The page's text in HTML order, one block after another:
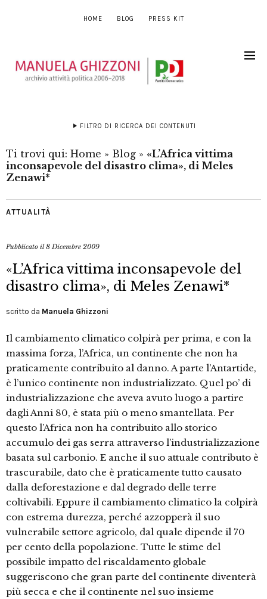
HOME BLOG PRESS KIT
FILTRO DI RICERCA DEI CONTENUTI
Ti trovi qui: Home » Blog » «L’Africa vittima
inconsapevole del disastro clima», di Meles
Zenawi*
ATTUALITÀ
Pubblicato il8 Dicembre 2009
«L’Africa vittima inconsapevole del
disastro clima», di Meles Zenawi*
scritto da Manuela Ghizzoni
Il cambiamento climatico colpirà per prima, e con la
massima forza, l’Africa, un continente che non ha
praticamente contribuito al danno. A parte l’Antartide,
è l’unico continente non industrializzato. Quel po’ di
industrializzazione che aveva avuto luogo a partire
dagli Anni 80, è stata più o meno smantellata. Per
questo l’Africa non ha contribuito allo storico
accumulo dei gas serra attraverso l’industrializzazione
basata sul carbonio. E anche il suo attuale contributo è
trascurabile, dato che è praticamente tutto causato
dalla deforestazione e dal degrado delle terre
coltivabili. Eppure il cambiamento climatico la colpirà
con estrema durezza, perché azzopperà il suo
vulnerabile settore agricolo, dal quale dipende il 70
per cento della popolazione. Tutte le stime del
possibile impatto del riscaldamento globale
suggeriscono che gran parte del continente diventerà
più secca e che il continente nel suo insieme